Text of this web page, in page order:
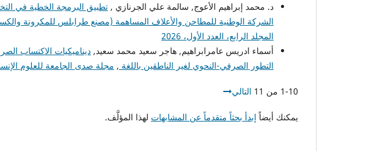
د. محمد إبراهيم الأعوج, سالمة علي الجرنازي , تطبيق البرمجة الخطية في
الشركة الوطنية للمطاحن والأعلاف المساهمة (مصنع طرابلس للمكرونة
المجلد الرابع، العدد الأول، 2026
أسماء ادريس عامرابراهيم, هاجر سعيد محمد سعيد, ديناميكيات الاكتساب
التطور الصرفي-النحوي لغير الناطقين باللغة , مجلة صدى الجامعة للعلوم
1-10 من 11 التالي
يمكنك أيضاً إبدأ بحثاً متقدماً عن المشابهات لهذا المؤلَّف.